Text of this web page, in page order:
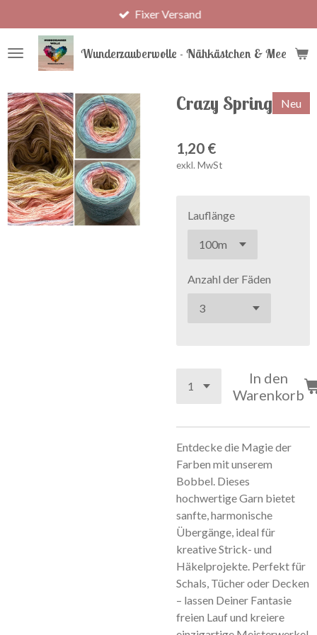
Hauptinhalt
springen
Wunderzauberwolle - Nähkästchen & Meer
Fixer Versand
Crazy Spring Neu
1,20 €
exkl. MwSt
Lauflänge
Anzahl der Fäden
In den
Warenkorb
Entdecke die Magie der
Farben mit unserem
Bobbel. Dieses
hochwertige Garn bietet
sanfte, harmonische
Übergänge, ideal für
kreative Strick- und
Häkelprojekte. Perfekt für
Schals, Tücher oder Decken
– lassen Deiner Fantasie
freien Lauf und kreiere